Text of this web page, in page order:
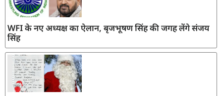
WFI के नए अध्यक्ष का ऐलान, बृजभूषण सिंह की जगह लेंगे संजय
सिंह